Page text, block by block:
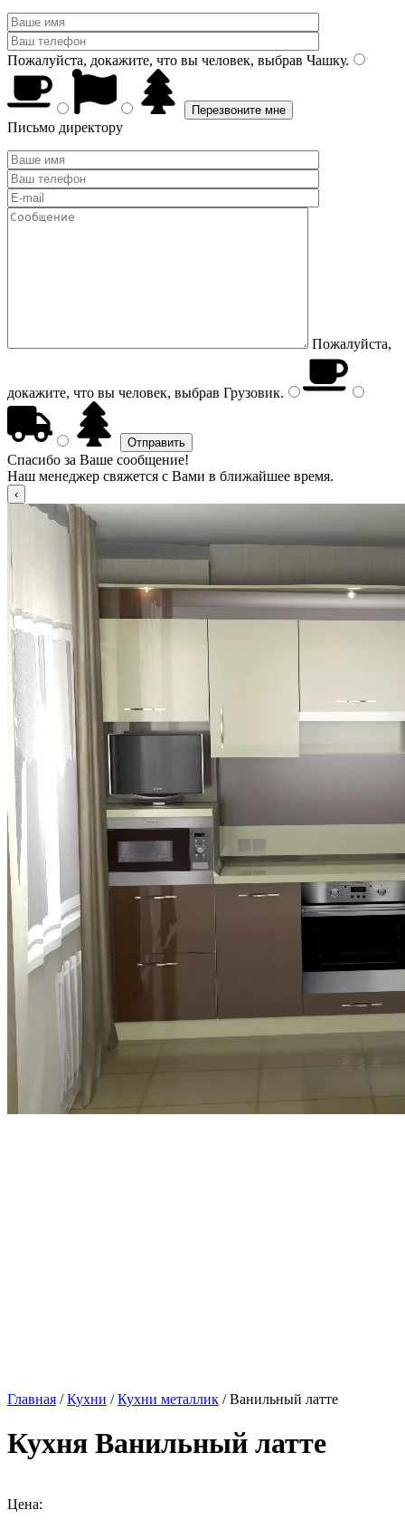
Пожалуйста, докажите, что вы человек, выбрав Чашку.
Письмо директору
Пожалуйста,
докажите, что вы человек, выбрав Грузовик.
Спасибо за Ваше сообщение!
Наш менеджер свяжется с Вами в ближайшее время.
Главная /Кухни /Кухни металлик / Ванильный латте
Кухня Ванильный латте
Цена: